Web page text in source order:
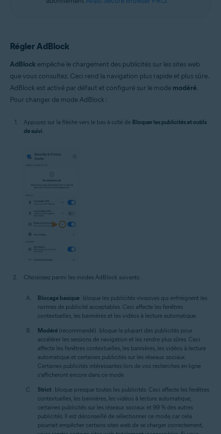
Régler AdBlock
AdBlock empêche le chargement des publicités sur les sites web
que vous consultez. Ceci rend la navigation plus rapide et plus sûre.
AdBlock est activé par défaut et configuré sur le mode modéré.
Pour changer de mode AdBlock :
Appuyez sur la flèche vers le bas à côté de Bloquer les publicités et outils
de suivi
Choisissez parmi les modes AdBlock suivants :
Blocage basique : bloque les publicités invasives qui enfreignent les
normes de publicité acceptables. Ceci affecte les fenêtres
contextuelles, les bannières et les vidéos à lecture automatique.
Modéré (recommandé) : bloque la plupart des publicités pour
accélérer les sessions de navigation et les rendre plus sûres. Ceci
affecte les fenêtres contextuelles, les bannières, les vidéos à lecture
automatique et certaines publicités sur les réseaux sociaux.
Certaines publicités intéressantes lors de vos recherches en ligne
s’afficheront encore dans ce mode.
Strict : bloque presque toutes les publicités. Ceci affecte les fenêtres
contextuelles, les bannières, les vidéos à lecture automatique,
certaines publicités sur les réseaux sociaux et 99 % des autres
publicités. Il est déconseillé de sélectionner ce mode, car cela
pourrait empêcher certains sites web de se charger correctement,